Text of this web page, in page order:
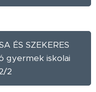
ÉS SZEKERES
gyermek iskolai
2